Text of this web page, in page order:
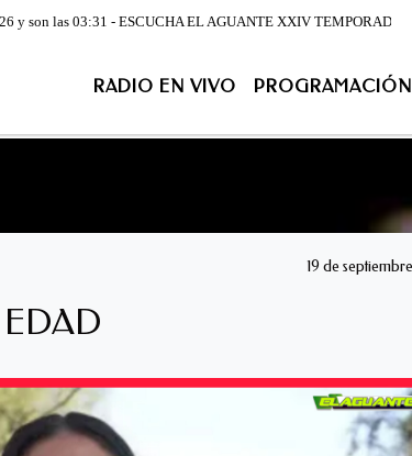
03:31 - ESCUCHA EL AGUANTE XXIV TEMPORADA DE
FOTOS ARCHIVO
RADIO EN VIVO PROGRAMACIÓN
19 de